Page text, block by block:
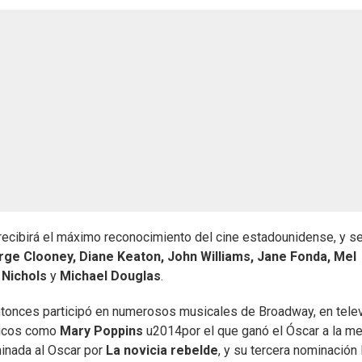
el máximo reconocimiento del cine estadounidense, y
Clooney, Diane Keaton, John Williams, Jane Fonda, Mel
y Michael Douglas.
participó en numerosos musicales de Broadway, en
como Mary Poppins u2014por el que ganó el Óscar a la
al Oscar por La novicia rebelde, y su tercera nominación